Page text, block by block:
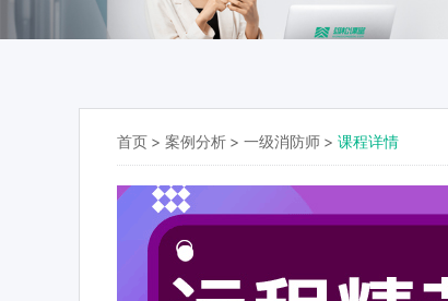
首页 > 案例分析 > 一级消防师 > 课程详情